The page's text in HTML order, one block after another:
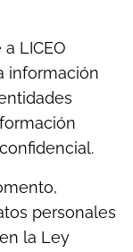
LICEO
información
personales
la Ley